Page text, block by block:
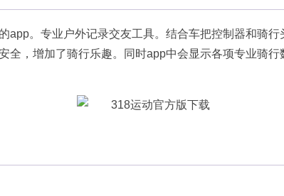
app。专业户外记录交友工具。结合车把控制器和骑
全，增加了骑行乐趣。同时app中会显示各项专业骑